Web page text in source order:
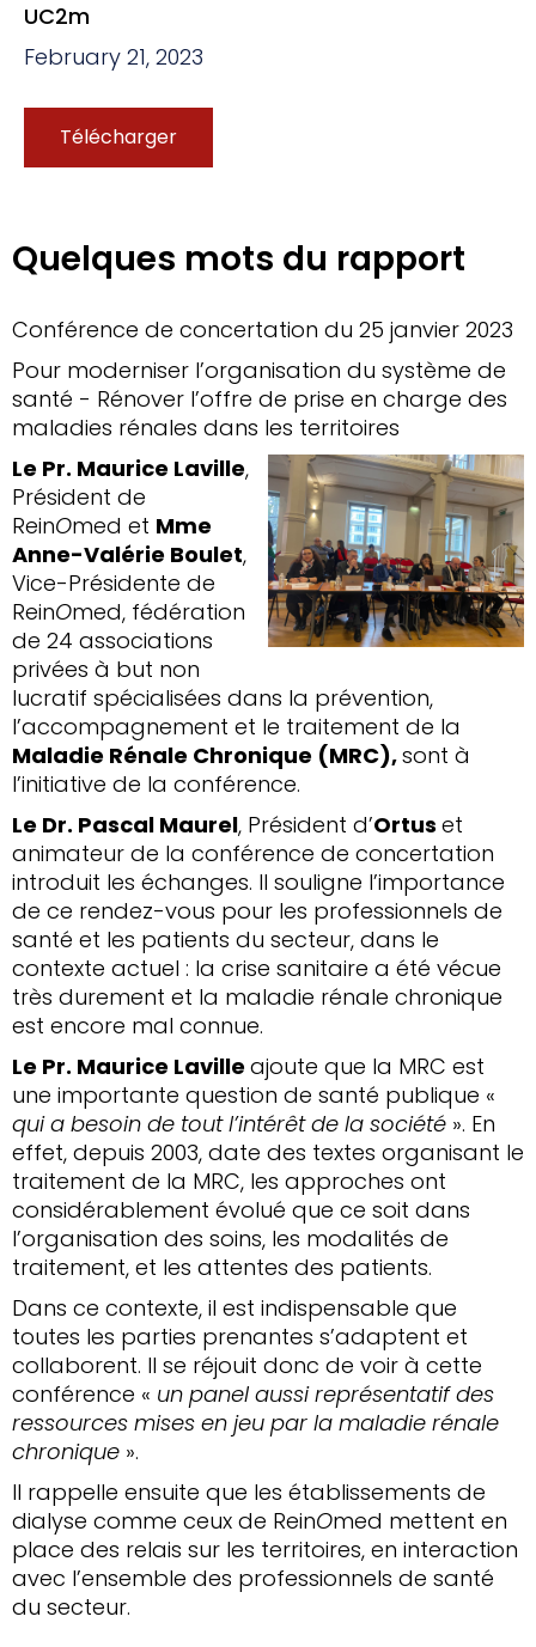
UC2m
February 21, 2023
Télécharger
Quelques mots du rapport
Conférence de concertation du 25 janvier 2023
Pour moderniser l’organisation du système de
santé - Rénover l’offre de prise en charge des
maladies rénales dans les territoires
Le Pr. Maurice Laville,
Président de
ReinOmed et Mme
Anne-Valérie Boulet,
Vice-Présidente de
ReinOmed, fédération
de 24 associations
privées à but non
lucratif spécialisées dans la prévention,
l’accompagnement et le traitement de la
Maladie Rénale Chronique (MRC),sont à
l’initiative de la conférence.
Le Dr. Pascal Maurel, Président d’Ortus et
animateur de la conférence de concertation
introduit les échanges. Il souligne l’importance
de ce rendez-vous pour les professionnels de
santé et les patients du secteur, dans le
contexte actuel : la crise sanitaire a été vécue
très durement et la maladie rénale chronique
est encore mal connue.
Le Pr. Maurice Laville ajoute que la MRC est
une importante question de santé publique «
qui a besoin de tout l’intérêt de la société ». En
effet, depuis 2003, date des textes organisant le
traitement de la MRC, les approches ont
considérablement évolué que ce soit dans
l’organisation des soins, les modalités de
traitement, et les attentes des patients.
Dans ce contexte, il est indispensable que
toutes les parties prenantes s’adaptent et
collaborent. Il se réjouit donc de voir à cette
conférence « un panel aussi représentatif des
ressources mises en jeu par la maladie rénale
chronique ».
Il rappelle ensuite que les établissements de
dialyse comme ceux de ReinOmed mettent en
place des relais sur les territoires, en interaction
avec l’ensemble des professionnels de santé
du secteur.